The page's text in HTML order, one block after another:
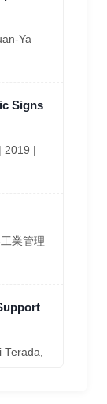
Ya
Signs
|
業管理
Terada,